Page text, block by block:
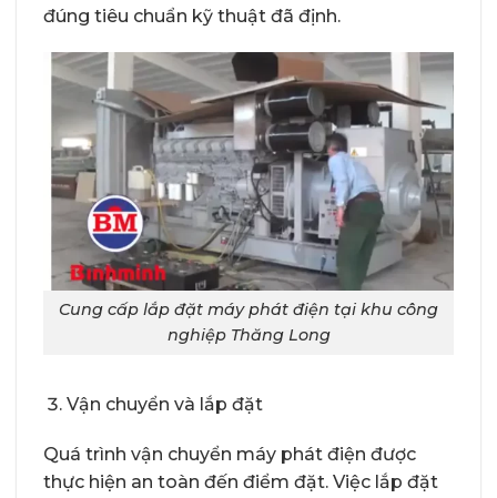
đúng tiêu chuẩn kỹ thuật đã định.
Cung cấp lắp đặt máy phát điện tại khu công
nghiệp Thăng Long
Vận chuyển và lắp đặt
Quá trình vận chuyển máy phát điện được
thực hiện an toàn đến điểm đặt. Việc lắp đặt